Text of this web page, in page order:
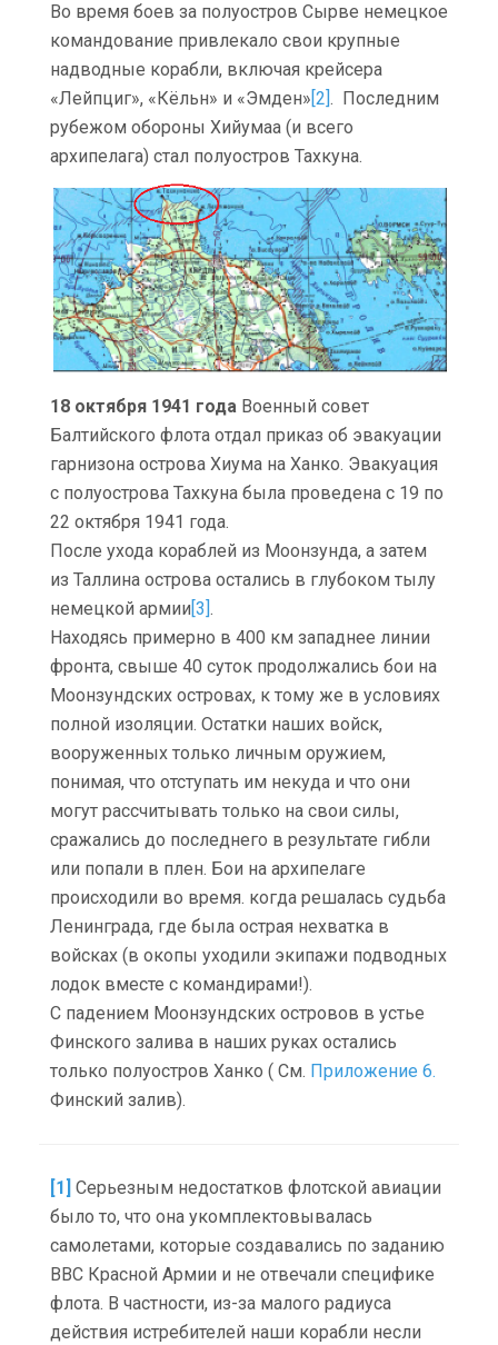
Во время боев за полуостров Сырве немецкое
командование привлекало свои крупные
надводные корабли, включая крейсера
«Лейпциг», «Кёльн» и «Эмден» [2] . Последним
рубежом обороны Хийумаа (и всего
архипелага) стал полуостров Тахкуна.
18 октября 1941 года Военный совет
Балтийского флота отдал приказ об эвакуации
гарнизона острова Хиума на Ханко. Эвакуация
с полуострова Тахкуна была проведена с 19 по
22 октября 1941 года.
После ухода кораблей из Моонзунда, а затем
из Таллина острова остались в глубоком тылу
немецкой армии[3].
Находясь примерно в 400 км западнее линии
фронта, свыше 40 суток продолжались бои на
Моонзундских островах, к тому же в условиях
полной изоляции. Остатки наших войск,
вооруженных только личным оружием,
понимая, что отступать им некуда и что они
могут рассчитывать только на свои силы,
сражались до последнего в результате гибли
или попали в плен. Бои на архипелаге
происходили во время. когда решалась судьба
Ленинграда, где была острая нехватка в
войсках (в окопы уходили экипажи подводных
лодок вместе с командирами!).
С падением Моонзундских островов в устье
Финского залива в наших руках остались
только полуостров Ханко ( См. Приложение 6.
Финский залив).
[1] Серьезным недостатков флотской авиации
было то, что она укомплектовывалась
самолетами, которые создавались по заданию
ВВС Красной Армии и не отвечали специфике
флота. В частности, из-за малого радиуса
действия истребителей наши корабли несли